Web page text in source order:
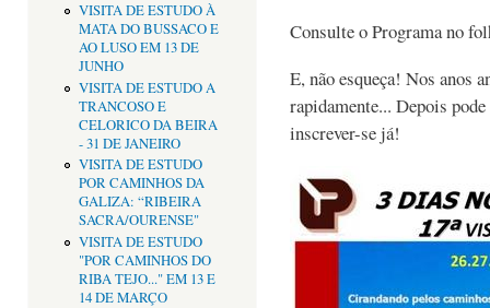
VISITA DE ESTUDO À
MATA DO BUSSACO E
AO LUSO EM 13 DE
JUNHO
VISITA DE ESTUDO A
TRANCOSO E
CELORICO DA BEIRA
- 31 DE JANEIRO
VISITA DE ESTUDO
POR CAMINHOS DA
GALIZA: “RIBEIRA
SACRA/OURENSE"
VISITA DE ESTUDO
"POR CAMINHOS DO
RIBA TEJO..." EM 13 E
14 DE MARÇO
Consulte o Programa no
E, não esqueça! Nos anos
rapidamente... Depois
inscrever-se já!